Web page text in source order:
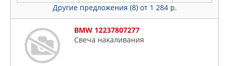
MERCEDES
MEYLE
MITSUBISHI
Opel
Peugeot
Plymouth
Porsche
Proton
Другие предложения (8) от 1 284 р.
BMW 12237807277
Свеча накаливания